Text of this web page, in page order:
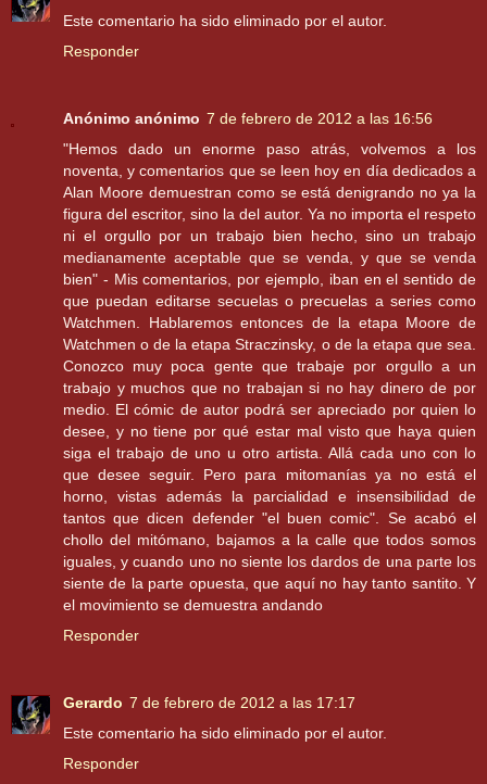
Este comentario ha sido eliminado por el autor.
Responder
Anónimo anónimo 7 de febrero de 2012 a las 16:56
"Hemos dado un enorme paso atrás, volvemos a los
noventa, y comentarios que se leen hoy en día dedicados a
Alan Moore demuestran como se está denigrando no ya la
figura del escritor, sino la del autor. Ya no importa el respeto
ni el orgullo por un trabajo bien hecho, sino un trabajo
medianamente aceptable que se venda, y que se venda
bien" - Mis comentarios, por ejemplo, iban en el sentido de
que puedan editarse secuelas o precuelas a series como
Watchmen. Hablaremos entonces de la etapa Moore de
Watchmen o de la etapa Straczinsky, o de la etapa que sea.
Conozco muy poca gente que trabaje por orgullo a un
trabajo y muchos que no trabajan si no hay dinero de por
medio. El cómic de autor podrá ser apreciado por quien lo
desee, y no tiene por qué estar mal visto que haya quien
siga el trabajo de uno u otro artista. Allá cada uno con lo
que desee seguir. Pero para mitomanías ya no está el
horno, vistas además la parcialidad e insensibilidad de
tantos que dicen defender "el buen comic". Se acabó el
chollo del mitómano, bajamos a la calle que todos somos
iguales, y cuando uno no siente los dardos de una parte los
siente de la parte opuesta, que aquí no hay tanto santito. Y
el movimiento se demuestra andando
Responder
Gerardo 7 de febrero de 2012 a las 17:17
Este comentario ha sido eliminado por el autor.
Responder